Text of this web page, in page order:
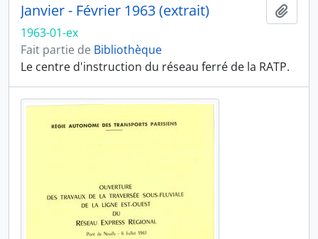
Janvier - Février 1963 (extrait)
1963-01-ex
Fait partie de Bibliothèque
Le centre d'instruction du réseau ferré de la RATP.